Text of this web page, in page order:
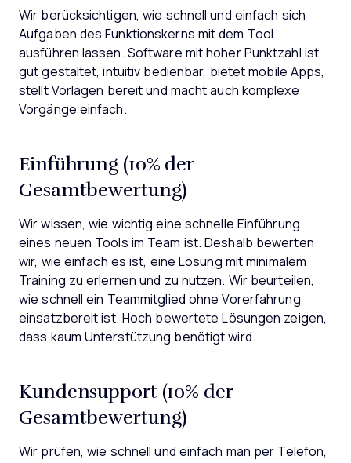
Wir berücksichtigen, wie schnell und einfach sich
Aufgaben des Funktionskerns mit dem Tool
ausführen lassen. Software mit hoher Punktzahl ist
gut gestaltet, intuitiv bedienbar, bietet mobile Apps,
stellt Vorlagen bereit und macht auch komplexe
Vorgänge einfach.
Einführung (10% der
Gesamtbewertung)
Wir wissen, wie wichtig eine schnelle Einführung
eines neuen Tools im Team ist. Deshalb bewerten
wir, wie einfach es ist, eine Lösung mit minimalem
Training zu erlernen und zu nutzen. Wir beurteilen,
wie schnell ein Teammitglied ohne Vorerfahrung
einsatzbereit ist. Hoch bewertete Lösungen zeigen,
dass kaum Unterstützung benötigt wird.
Kundensupport (10% der
Gesamtbewertung)
Wir prüfen, wie schnell und einfach man per Telefon,